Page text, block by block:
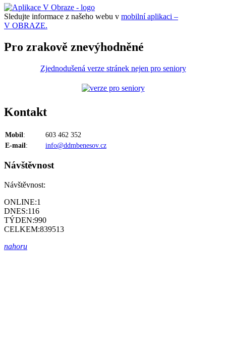
Sledujte informace z našeho webu v mobilní aplikaci –
V OBRAZE.
Pro zrakově znevýhodněné
Zjednodušená verze stránek nejen pro seniory
Kontakt
Mobil:
603 462 352
E-mail: info@ddmbenesov.cz
Návštěvnost
Návštěvnost:
ONLINE:1
DNES:116
TÝDEN:990
CELKEM:839513
nahoru